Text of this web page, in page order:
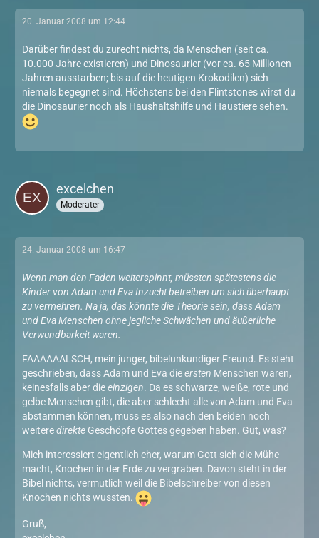
20. Januar 2008 um 12:44
Darüber findest du zurecht nichts, da Menschen (seit ca.
10.000 Jahre existieren) und Dinosaurier (vor ca. 65 Millionen
Jahren ausstarben; bis auf die heutigen Krokodilen) sich
niemals begegnet sind. Höchstens bei den Flintstones wirst du
die Dinosaurier noch als Haushaltshilfe und Haustiere sehen.
excelchen
Moderater
24. Januar 2008 um 16:47
Wenn man den Faden weiterspinnt, müssten spätestens die
Kinder von Adam und Eva Inzucht betreiben um sich überhaupt
zu vermehren. Na ja, das könnte die Theorie sein, dass Adam
und Eva Menschen ohne jegliche Schwächen und äußerliche
Verwundbarkeit waren.
FAAAAAALSCH, mein junger, bibelunkundiger Freund. Es steht
geschrieben, dass Adam und Eva dieersten Menschen waren,
keinesfalls aber dieeinzigen. Da es schwarze, weiße, rote und
gelbe Menschen gibt, die aber schlecht alle von Adam und Eva
abstammen können, muss es also nach den beiden noch
weiteredirekte Geschöpfe Gottes gegeben haben. Gut, was?
Mich interessiert eigentlich eher, warum Gott sich die Mühe
macht, Knochen in der Erde zu vergraben. Davon steht in der
Bibel nichts, vermutlich weil die Bibelschreiber von diesen
Knochen nichts wussten.
Gruß,